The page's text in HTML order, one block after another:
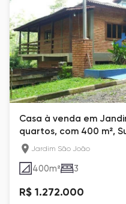
Casa à venda em
quartos, com 400 m²,
Jardim São João
400m² 3
R$ 1.272.000